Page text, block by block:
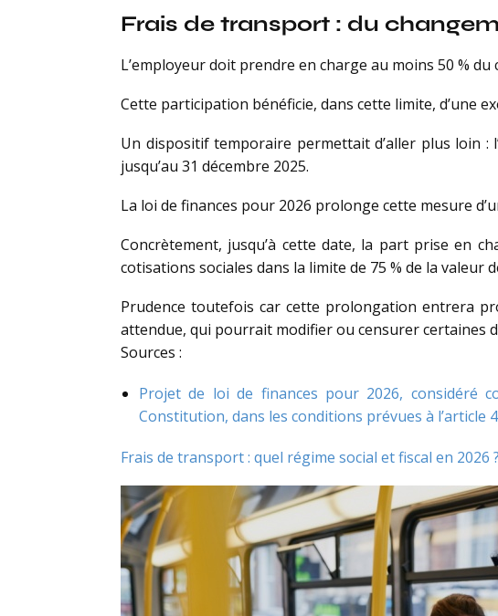
Frais de transport : du
L’employeur doit prendre en charge au moins 50 %
Cette participation bénéficie, dans cette limite, d’une
Un dispositif temporaire permettait d’aller plus loin :
jusqu’au 31 décembre 2025.
La loi de finances pour 2026 prolonge cette mesure
Concrètement, jusqu’à cette date, la part prise en
cotisations sociales dans la limite de 75 % de la
Prudence toutefois car cette prolongation entrera
attendue, qui pourrait modifier ou censurer certaines
Sources :
Projet de loi de finances pour 2026, considéré
Constitution, dans les conditions prévues à l’article
Frais de transport : quel régime social et fiscal en 2026 ?